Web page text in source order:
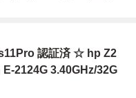
☆
P600 ☆
認証済 ☆ hp Z2
2124G 3.40GHz/32G